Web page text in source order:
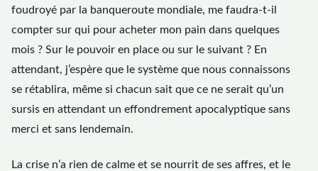
foudroyé par la banqueroute mondiale, me faudra-t-il
compter sur qui pour acheter mon pain dans quelques
mois ? Sur le pouvoir en place ou sur le suivant ? En
attendant, j’espère que le système que nous connaissons
se rétablira, même si chacun sait que ce ne serait qu’un
sursis en attendant un effondrement apocalyptique sans
merci et sans lendemain.
La crise n’a rien de calme et se nourrit de ses affres, et le